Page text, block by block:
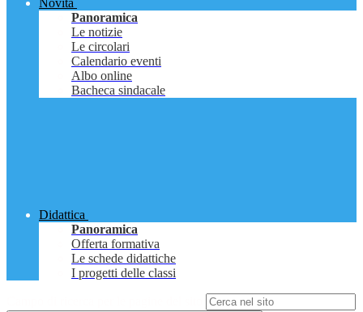
Novità
Panoramica
Le notizie
Le circolari
Calendario eventi
Albo online
Bacheca sindacale
Didattica
Panoramica
Offerta formativa
Le schede didattiche
I progetti delle classi